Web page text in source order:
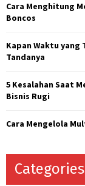
Cara Menghitung
Boncos
Kapan Waktu yang
Tandanya
5 Kesalahan Saat
Bisnis Rugi
Cara Mengelola
Categories